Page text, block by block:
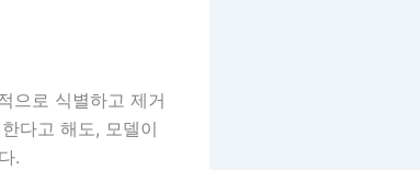
으로 식별하고 제거
다고 해도, 모델이
.